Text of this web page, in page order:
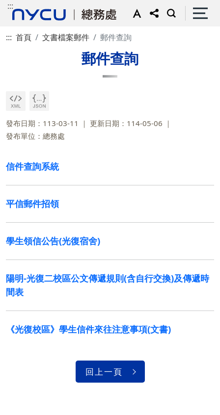
:::
::: 首頁 文書檔案郵件 郵件查詢
郵件查詢
發布日期：113-03-11
更新日期：114-05-06
發布單位：總務處
信件查詢系統
平信郵件招領
學生領信公告(光復宿舍)
陽明-光復二校區公文傳遞規則(含自行交換)及傳遞時
間表
《光復校區》學生信件來往注意事項(文書)
回上一頁